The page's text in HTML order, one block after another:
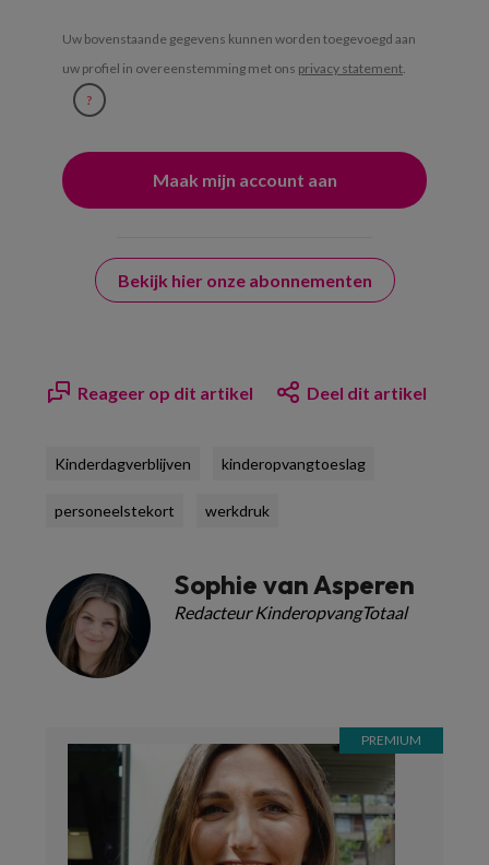
Uw bovenstaande gegevens kunnen worden toegevoegd aan
uw profiel in overeenstemming met ons privacy statement
?
Bekijk hier onze abonnementen
Reageer op dit artikel Deel dit artikel
Kinderdagverblijven kinderopvangtoeslag
personeelstekort werkdruk
Sophie van Asperen
Redacteur KinderopvangTotaal